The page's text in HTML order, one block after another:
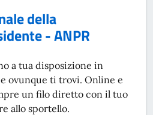
della
- ANPR
a tua disposizione in
ovunque ti trovi. Online e
un filo diretto con il tuo
allo sportello.